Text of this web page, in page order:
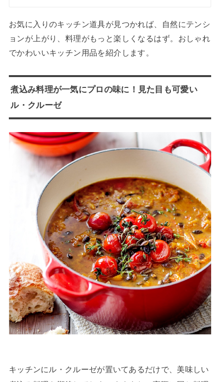
お気に入りのキッチン道具が見つかれば、自然にテンシ
ョンが上がり、料理がもっと楽しくなるはず。おしゃれ
でかわいいキッチン用品を紹介します。
煮込み料理が一気にプロの味に！見た目も可愛い
ル・クルーゼ
キッチンにル・クルーゼが置いてあるだけで、美味しい